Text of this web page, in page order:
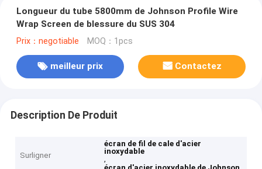
Longueur du tube 5800mm de Johnson Profile Wire
Wrap Screen de blessure du SUS 304
Prix：negotiable MOQ：1pcs
meilleur prix Contactez
Description De Produit
Surligner
écran de fil de cale d'acier
inoxydable
,